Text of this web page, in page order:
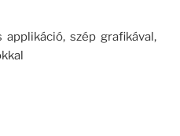
applikáció, szép grafikával,